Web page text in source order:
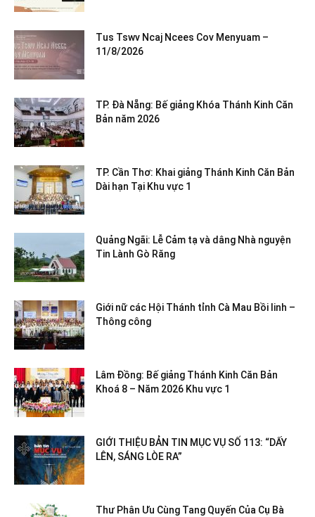
Tus Tswv Ncaj Ncees Cov Menyuam –
11/8/2026
TP. Đà Nẵng: Bế giảng Khóa Thánh Kinh Căn
Bản năm 2026
TP. Cần Thơ: Khai giảng Thánh Kinh Căn Bản
Dài hạn Tại Khu vực 1
Quảng Ngãi: Lễ Cảm tạ và dâng Nhà nguyện
Tin Lành Gò Răng
Giới nữ các Hội Thánh tỉnh Cà Mau Bồi linh –
Thông công
Lâm Đồng: Bế giảng Thánh Kinh Căn Bản
Khoá 8 – Năm 2026 Khu vực 1
GIỚI THIỆU BẢN TIN MỤC VỤ SỐ 113: “DẤY
LÊN, SÁNG LÒE RA”
Thư Phân Ưu Cùng Tang Quyến Của Cụ Bà